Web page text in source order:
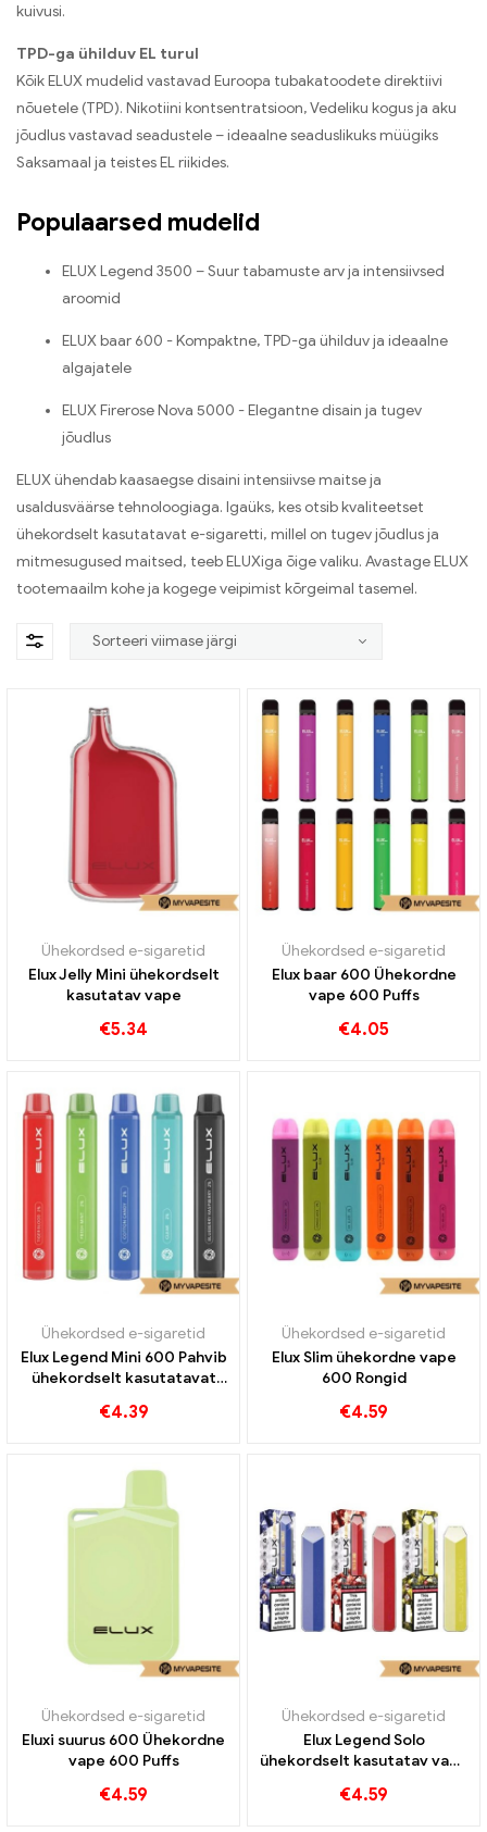
kuivusi.
TPD-ga ühilduv EL turul
Kõik ELUX mudelid vastavad Euroopa tubakatoodete direktiivi
nõuetele (TPD). Nikotiini kontsentratsioon, Vedeliku kogus ja aku
jõudlus vastavad seadustele – ideaalne seaduslikuks müügiks
Saksamaal ja teistes EL riikides.
Populaarsed mudelid
ELUX Legend 3500 – Suur tabamuste arv ja intensiivsed
aroomid
ELUX baar 600 - Kompaktne, TPD-ga ühilduv ja ideaalne
algajatele
ELUX Firerose Nova 5000 - Elegantne disain ja tugev
jõudlus
ELUX ühendab kaasaegse disaini intensiivse maitse ja
usaldusväärse tehnoloogiaga. Igaüks, kes otsib kvaliteetset
ühekordselt kasutatavat e-sigaretti, millel on tugev jõudlus ja
mitmesugused maitsed, teeb ELUXiga õige valiku. Avastage ELUX
tootemaailm kohe ja kogege veipimist kõrgeimal tasemel.
Ühekordsed e-sigaretid
Elux Jelly Mini ühekordselt
kasutatav vape
€5.34
Ühekordsed e-sigaretid
Elux baar 600 Ühekordne
vape 600 Puffs
€4.05
Ühekordsed e-sigaretid
Elux Legend Mini 600 Pahvib
ühekordselt kasutatavat
€4.39
Ühekordsed e-sigaretid
Elux Slim ühekordne vape
600 Rongid
€4.59
Ühekordsed e-sigaretid
Eluxi suurus 600 Ühekordne
vape 600 Puffs
€4.59
Ühekordsed e-sigaretid
Elux Legend Solo
ühekordselt kasutatav vape
€4.59